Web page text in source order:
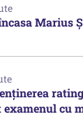
Marius
cu